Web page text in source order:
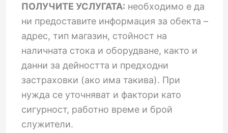
ПОЛУЧИТЕ УСЛУГАТА: необходимо е да
ни предоставите информация за обекта –
адрес, тип магазин, стойност на
наличната стока и оборудване, както и
данни за дейността и предходни
застраховки (ако има такива). При
нужда се уточняват и фактори като
сигурност, работно време и брой
служители.